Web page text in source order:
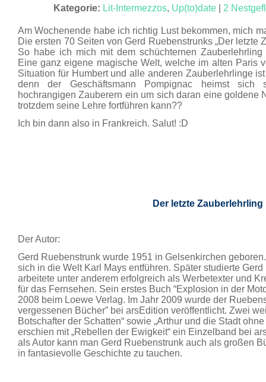
Kategorie: Lit-Intermezzos, Up(to)date 2
Am Wochenende habe ich richtig Lust bekommen, mich
Die ersten 70 Seiten von Gerd Ruebenstrunks „Der letzte
So habe ich mich mit dem schüchternen
Eine ganz eigene magische Welt, welche im alten Paris
Situation für Humbert und alle anderen Zauberlehrlinge
denn der Geschäftsmann Pompignac heimst sich
hochrangigen Zauberern ein um sich daran eine goldene
trotzdem seine Lehre fortführen kann??
Ich bin dann also in Frankreich. Salut! :D
Der letzte Zauberlehrling
Der Autor:
Gerd Ruebenstrunk wurde 1951 in Gelsenkirchen
sich in die Welt Karl Mays entführen. Später studierte
arbeitete unter anderem erfolgreich als Werbetexter und
für das Fernsehen. Sein erstes Buch “Explosion in der
2008 beim Loewe Verlag. Im Jahr 2009 wurde der
vergessenen Bücher” bei arsEdition veröffentlicht. Zwei
Botschafter der Schatten“ sowie „Arthur und die Stadt
erschien mit „Rebellen der Ewigkeit“ ein Einzelband bei
als Autor kann man Gerd Ruebenstrunk auch als großen
in fantasievolle Geschichte zu tauchen.